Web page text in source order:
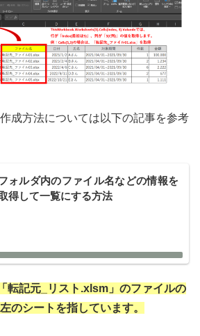
成方法については以下の記事を参考
ォルダ内のファイル名などの情報を
得して一覧にする方法
転記元_リスト.xlsm」のファイルの
のシートを指しています。